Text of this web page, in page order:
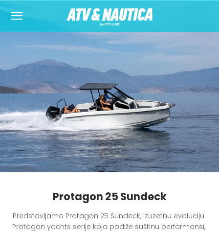
Protagon 25 Sundeck
Predstavljamo Protagon 25 Sundeck, izuzetnu evoluciju
Protagon yachts serije koja podiže suštinu performansi,